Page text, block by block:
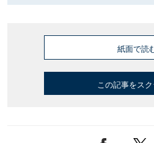
紙面で読
この記事をス